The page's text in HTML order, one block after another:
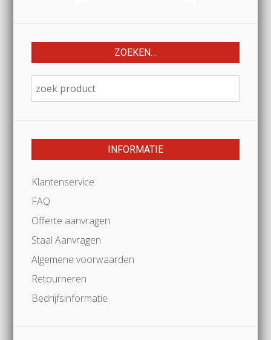
ZOEKEN…
INFORMATIE
Klantenservice
FAQ
Offerte aanvragen
Staal Aanvragen
Algemene voorwaarden
Retourneren
Bedrijfsinformatie